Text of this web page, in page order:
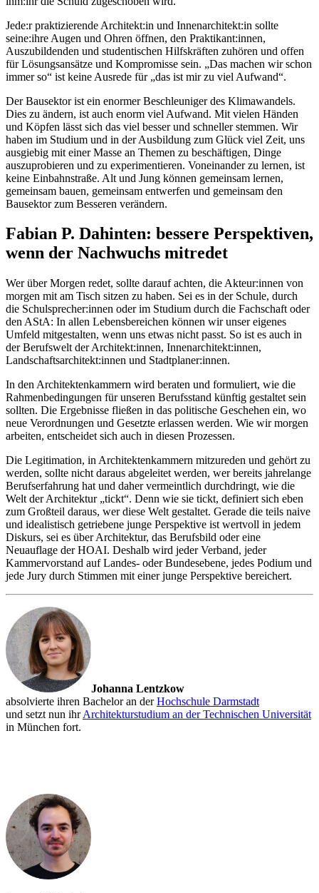
Jede:r praktizierende Architekt:in und Innenarchitekt:in sollte
seine:ihre Augen und Ohren öffnen, den Praktikant:innen,
Auszubildenden und studentischen Hilfskräften zuhören und offen
für Lösungsansätze und Kompromisse sein. „Das machen wir schon
immer so“ ist keine Ausrede für „das ist mir zu viel Aufwand“.
Der Bausektor ist ein enormer Beschleuniger des Klimawandels.
Dies zu ändern, ist auch enorm viel Aufwand. Mit vielen Händen
und Köpfen lässt sich das viel besser und schneller stemmen. Wir
haben im Studium und in der Ausbildung zum Glück viel Zeit, uns
ausgiebig mit einer Masse an Themen zu beschäftigen, Dinge
auszuprobieren und zu experimentieren. Voneinander zu lernen, ist
keine Einbahnstraße. Alt und Jung können gemeinsam lernen,
gemeinsam bauen, gemeinsam entwerfen und gemeinsam den
Bausektor zum Besseren verändern.
Fabian P. Dahinten: bessere Perspektiven,
wenn der Nachwuchs mitredet
Wer über Morgen redet, sollte darauf achten, die Akteur:innen von
morgen mit am Tisch sitzen zu haben. Sei es in der Schule, durch
die Schulsprecher:innen oder im Studium durch die Fachschaft oder
den AStA: In allen Lebensbereichen können wir unser eigenes
Umfeld mitgestalten, wenn uns etwas nicht passt. So ist es auch in
der Berufswelt der Architekt:innen, Innenarchitekt:innen,
Landschaftsarchitekt:innen und Stadtplaner:innen.
In den Architektenkammern wird beraten und formuliert, wie die
Rahmenbedingungen für unseren Berufsstand künftig gestaltet sein
sollten. Die Ergebnisse fließen in das politische Geschehen ein, wo
neue Verordnungen und Gesetzte erlassen werden. Wie wir morgen
arbeiten, entscheidet sich auch in diesen Prozessen.
Die Legitimation, in Architektenkammern mitzureden und gehört zu
werden, sollte nicht daraus abgeleitet werden, wer bereits jahrelange
Berufserfahrung hat und daher vermeintlich durchdringt, wie die
Welt der Architektur „tickt“. Denn wie sie tickt, definiert sich eben
zum Großteil daraus, wer diese Welt gestaltet. Gerade die teils naive
und idealistisch getriebene junge Perspektive ist wertvoll in jedem
Diskurs, sei es über Architektur, das Berufsbild oder eine
Neuauflage der HOAI. Deshalb wird jeder Verband, jeder
Kammervorstand auf Landes- oder Bundesebene, jedes Podium und
jede Jury durch Stimmen mit einer junge Perspektive bereichert.
Johanna Lentzkow
absolvierte ihren Bachelor an derHochschule Darmstadt
und setzt nun ihrArchitekturstudium an der Technischen Universität
in München fort.